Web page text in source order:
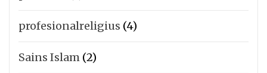
profesionalreligius (4)
Sains Islam (2)